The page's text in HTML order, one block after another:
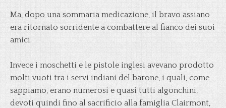
Ma, dopo una sommaria medicazione, il bravo assiano
era ritornato sorridente a combattere al fianco dei suoi
amici.
Invece i moschetti e le pistole inglesi avevano prodotto
molti vuoti tra i servi indiani del barone, i quali, come
sappiamo, erano numerosi e quasi tutti algonchini,
devoti quindi fino al sacrificio alla famiglia Clairmont,